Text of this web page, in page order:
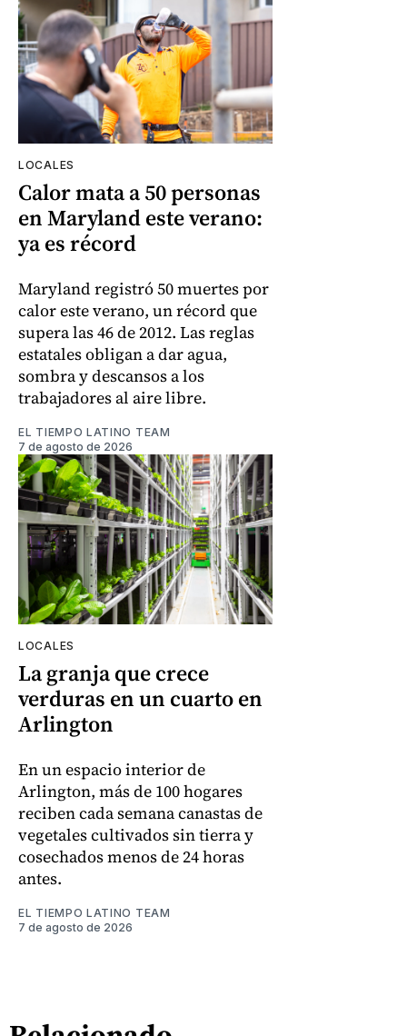
LOCALES
Calor mata a 50 personas
en Maryland este verano:
ya es récord
Maryland registró 50 muertes por
calor este verano, un récord que
supera las 46 de 2012. Las reglas
estatales obligan a dar agua,
sombra y descansos a los
trabajadores al aire libre.
EL TIEMPO LATINO TEAM
7 de agosto de 2026
LOCALES
La granja que crece
verduras en un cuarto en
Arlington
En un espacio interior de
Arlington, más de 100 hogares
reciben cada semana canastas de
vegetales cultivados sin tierra y
cosechados menos de 24 horas
antes.
EL TIEMPO LATINO TEAM
7 de agosto de 2026